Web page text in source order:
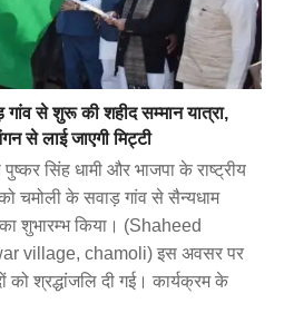
गांव से शुरू की शहीद सम्मान यात्रा,
से लाई जाएगी मिट्टी
सिंह धामी और भाजपा के राष्ट्रीय
चमोली के सवाड़ गांव से सैन्यधाम
का शुभारम्भ किया। (Shaheed
village, chamoli) इस अवसर पर
को श्रद्धांजलि दी गई। कार्यक्रम के